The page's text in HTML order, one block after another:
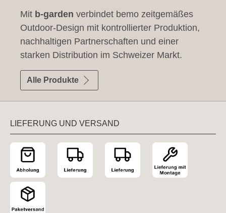
Mit b-garden verbindet bemo zeitgemäßes
Outdoor-Design mit kontrollierter Produktion,
nachhaltigen Partnerschaften und einer
starken Distribution im Schweizer Markt.
Alle Produkte
LIEFERUNG UND VERSAND